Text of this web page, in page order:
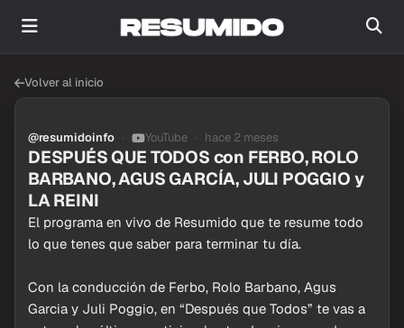
Volver al inicio
@resumidoinfo YouTube hace 2 meses
DESPUÉS QUE TODOS con FERBO, ROLO
BARBANO, AGUS GARCÍA, JULI POGGIO y
LA REINI
El programa en vivo de Resumido que te resume todo
lo que tenes que saber para terminar tu día.
Con la conducción de Ferbo, Rolo Barbano, Agus
Garcia y Juli Poggio, en “Después que Todos” te vas a